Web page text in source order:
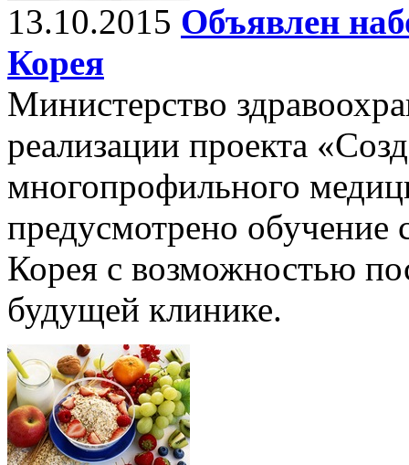
13.10.2015 Объявлен
Корея
Министерство
реализации проекта
многопрофильного
предусмотрено обучение
Корея с возможностью
будущей клинике.